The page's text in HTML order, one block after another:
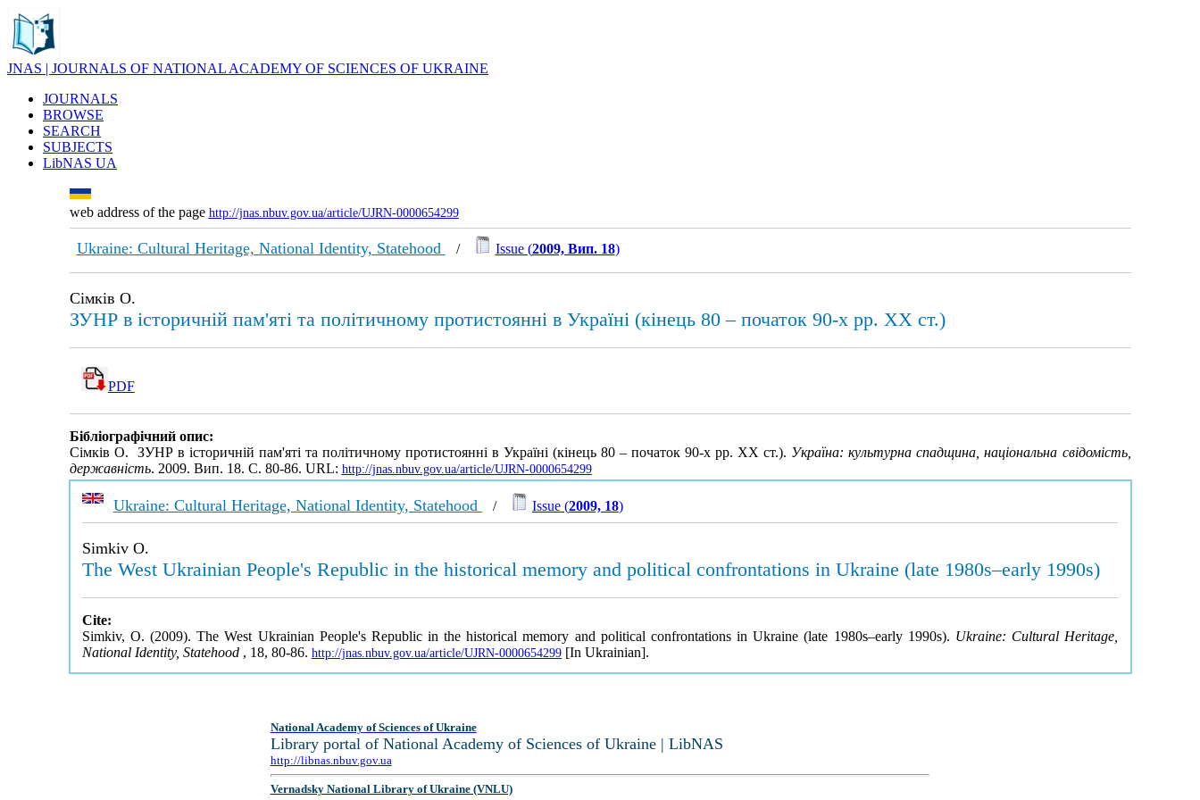
JNAS | JOURNALS OF NATIONAL ACADEMY OF SCIENCES OF UKRAINE
JOURNALS
BROWSE
SEARCH
SUBJECTS
LibNAS UA
web address of the page http://jnas.nbuv.gov.ua/article/UJRN-0000654299
Ukraine: Cultural Heritage, National Identity, Statehood / Issue (2009, Вип. 18)
Сімків О.
ЗУНР в історичній пам'яті та політичному протистоянні в Україні (кінець 80 – початок 90-х рр. XX ст.)
PDF
Бібліографічний опис:
Сімків О. ЗУНР в історичній пам'яті та політичному протистоянні в Україні (кінець 80 – початок 90-х рр. XX ст.). Україна: культурна спадщина, національна свідомість,
державність. 2009. Вип. 18. С. 80-86. URL: http://jnas.nbuv.gov.ua/article/UJRN-0000654299
Ukraine: Cultural Heritage, National Identity, Statehood / Issue (2009, 18)
Simkiv O.
The West Ukrainian People's Republic in the historical memory and political confrontations in Ukraine (late 1980s–early 1990s)
Cite:
Simkiv, O. (2009). The West Ukrainian People's Republic in the historical memory and political confrontations in Ukraine (late 1980s–early 1990s). Ukraine: Cultural Heritage,
National Identity, Statehood , 18, 80-86. http://jnas.nbuv.gov.ua/article/UJRN-0000654299[In Ukrainian].
National Academy of Sciences of Ukraine
Library portal of National Academy of Sciences of Ukraine | LibNAS
http://libnas.nbuv.gov.ua
Vernadsky National Library of Ukraine (VNLU)